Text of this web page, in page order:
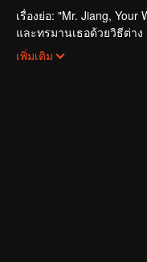
เรื่องย่อ: "Mr. Jiang,
และทรมานเธอด้วยวิธีต่า
หลายครั้ง ทำให้เขาเองทั้ง
เพิ่มเติม